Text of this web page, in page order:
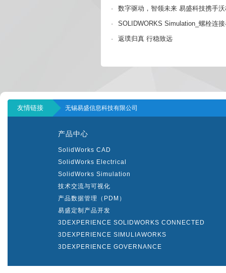
·
数字驱动，智领未来 易盛科技携手
·
SOLIDWORKS Simulation_螺栓连
·
返璞归真 行稳致远
友情链接 无锡易盛信息科技有限公司
产品中心
SolidWorks CAD
SolidWorks Electrical
SolidWorks Simulation
技术交流与可视化
产品数据管理（PDM）
易盛定制产品开发
3DEXPERIENCE SOLIDWORKS CONNECTED
3DEXPERIENCE SIMULIAWORKS
3DEXPERIENCE GOVERNANCE